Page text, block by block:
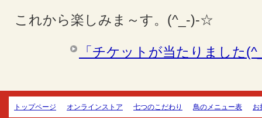
これから楽しみま～す。(^_-)-☆
「チケットが当たりました
トップページ オンラインストア 七つのこだわり 鳥のメニュー表 お